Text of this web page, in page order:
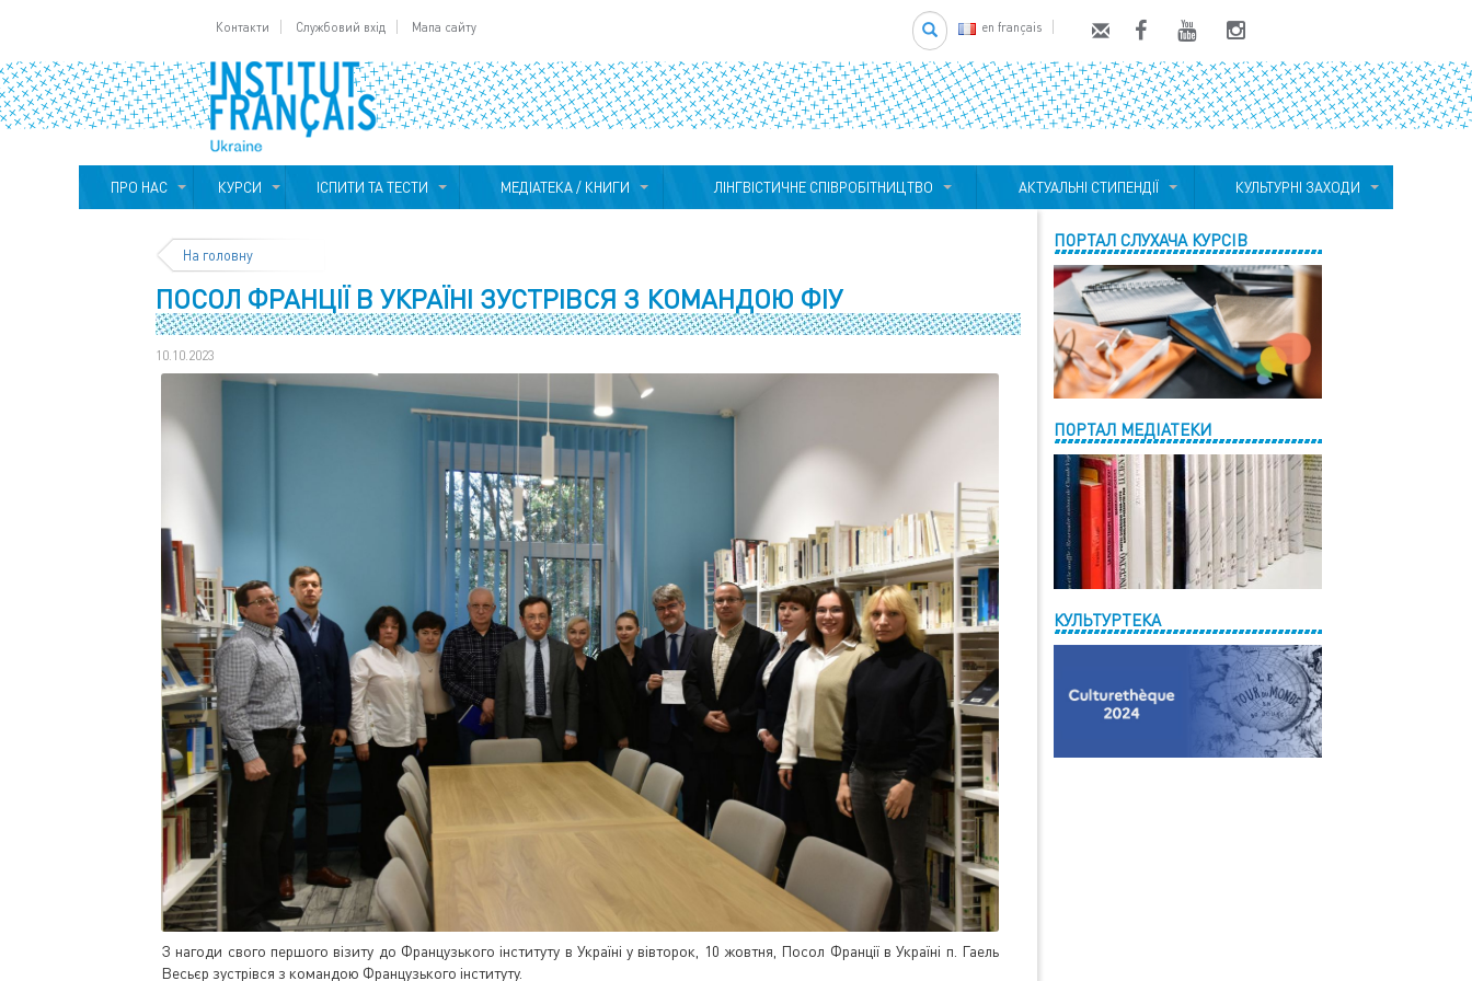
Контакти Службовий вхід Мапа сайту en français
Search
ПРО НАС КУРСИ ІСПИТИ ТА ТЕСТИ МЕДІАТЕКА / КНИГИ ЛІНГВІСТИЧНЕ СПІВРОБІТНИЦТВО АКТУАЛЬНІ СТИПЕНДІЇ КУЛЬТУРНІ ЗАХОДИ
На головну
ПОСОЛ ФРАНЦІЇ В УКРАЇНІ ЗУСТРІВСЯ З КОМАНДОЮ ФІУ
10.10.2023
З нагоди свого першого візиту до Французького інституту в Україні у вівторок, 10 жовтня, Посол Франції в Україні п. Гаель
Весьєр зустрівся з командою Французького інституту.
ПОРТАЛ СЛУХАЧА КУРСІВ
ПОРТАЛ МЕДІАТЕКИ
КУЛЬТУРТЕКА